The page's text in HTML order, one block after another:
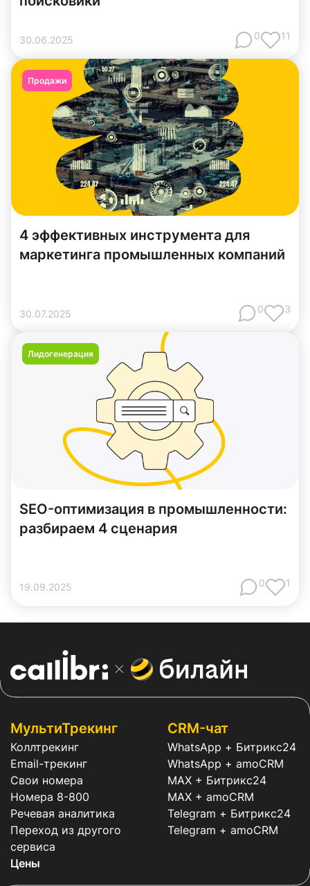
30.06.2025 0 11
Продажи
4 эффективных инструмента для
маркетинга промышленных компаний
30.07.2025 0 3
Лидогенерация
SEO-оптимизация в промышленности:
разбираем 4 сценария
19.09.2025 0 1
МультиТрекинг
Коллтрекинг
Email-трекинг
Свои номера
Номера 8-800
Речевая аналитика
Переход из другого
сервиса
Цены
CRM-чат
WhatsApp + Битрикс24
WhatsApp + amoCRM
MAX + Битрикс24
MAX + amoCRM
Telegram + Битрикс24
Telegram + amoCRM